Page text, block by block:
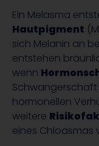
Ein Melasma
Hautpigment
sich Melanin an
entstehen
wenn
hormonellen
weitere
eines Chloasmas